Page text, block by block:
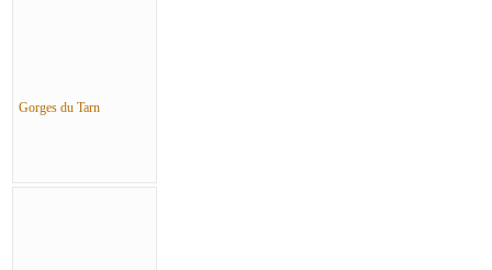
Gorges du Tarn